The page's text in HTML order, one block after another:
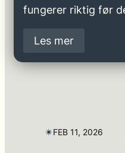
fungerer riktig før
Les mer
✴︎FEB 11, 2026